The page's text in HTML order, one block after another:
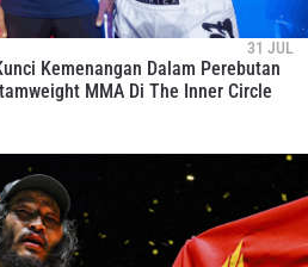
31 JUL
Kemenangan Dalam Perebutan
MMA Di The Inner Circle